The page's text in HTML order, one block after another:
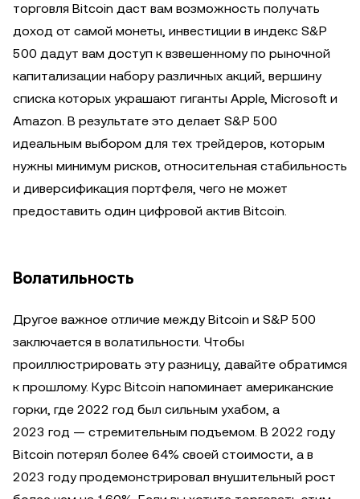
торговля Bitcoin даст вам возможность получать
доход от самой монеты, инвестиции в индекс S&P
500 дадут вам доступ к взвешенному по рыночной
капитализации набору различных акций, вершину
списка которых украшают гиганты Apple, Microsoft и
Amazon. В результате это делает S&P 500
идеальным выбором для тех трейдеров, которым
нужны минимум рисков, относительная стабильность
и диверсификация портфеля, чего не может
предоставить один цифровой актив Bitcoin.
Волатильность
Другое важное отличие между Bitcoin и S&P 500
заключается в волатильности. Чтобы
проиллюстрировать эту разницу, давайте обратимся
к прошлому. Курс Bitcoin напоминает американские
горки, где 2022 год был сильным ухабом, а
2023 год — стремительным подъемом. В 2022 году
Bitcoin потерял более 64% своей стоимости, а в
2023 году продемонстрировал внушительный рост